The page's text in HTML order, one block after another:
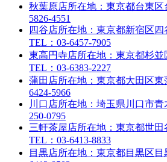
秋葉原店所在地：東京都台東
5826-4551
四谷店所在地：東京都新宿区
TEL：03-6457-7905
東高円寺店所在地：東京都杉
TEL：03-6383-2227
蒲田店所在地：東京都大田区
6424-5966
川口店所在地：埼玉県川口市
250-0795
三軒茶屋店所在地：東京都世
TEL：03-6413-8833
目黒店所在地：東京都目黒区